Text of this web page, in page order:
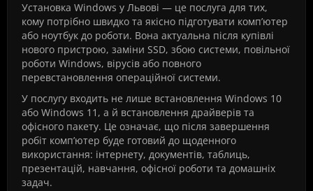
Установка Windows у Львові — це послуга для тих,
кому потрібно швидко та якісно підготувати комп’ютер
або ноутбук до роботи. Вона актуальна після купівлі
нового пристрою, заміни SSD, збою системи, повільної
роботи Windows, вірусів або повного
перевстановлення операційної системи.
У послугу входить не лише встановлення Windows 10
або Windows 11, а й встановлення драйверів та
офісного пакету. Це означає, що після завершення
робіт комп’ютер буде готовий до щоденного
використання: інтернету, документів, таблиць,
презентацій, навчання, офісної роботи та домашніх
задач.